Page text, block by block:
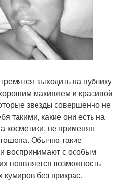
выходить на публику
макияжем и красивой
звезды совершенно не
такими, какие они есть на
косметики, не применяя
Обычно такие
воспринимают с особым
появляется возможность
без прикрас.